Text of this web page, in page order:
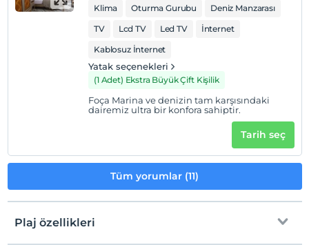
Klima Oturma Gurubu
Deniz Manzarası
TV
Lcd TV Led TV
İnternet
Kablosuz İnternet
Yatak seçenekleri
(1 Adet) Ekstra Büyük Çift Kişilik
Foça Marina ve denizin tam karşısındaki
dairemiz ultra bir konfora sahiptir.
Tarih seç
Tüm yorumlar (11)
Plaj özellikleri